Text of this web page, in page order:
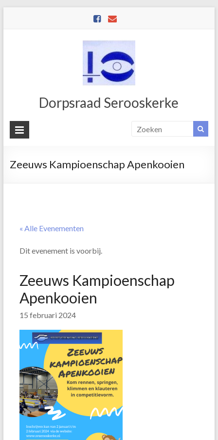
Dorpsraad Serooskerke
Zeeuws Kampioenschap Apenkooien
« Alle Evenementen
Dit evenement is voorbij.
Zeeuws Kampioenschap
Apenkooien
15 februari 2024